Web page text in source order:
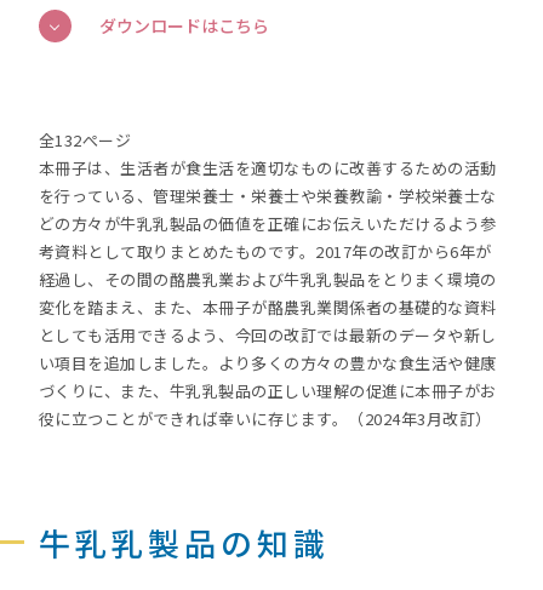
ダウンロードはこちら
全132ぺージ
本冊子は、生活者が食生活を適切なものに改善するための活動
を行っている、管理栄養士・栄養士や栄養教諭・学校栄養士な
どの方々が牛乳乳製品の価値を正確にお伝えいただけるよう参
考資料として取りまとめたものです。2017年の改訂から6年が
経過し、その間の酪農乳業および牛乳乳製品をとりまく環境の
変化を踏まえ、また、本冊子が酪農乳業関係者の基礎的な資料
としても活用できるよう、今回の改訂では最新のデータや新し
い項目を追加しました。より多くの方々の豊かな食生活や健康
づくりに、また、牛乳乳製品の正しい理解の促進に本冊子がお
役に立つことができれば幸いに存じます。（2024年3月改訂）
牛乳乳製品の知識